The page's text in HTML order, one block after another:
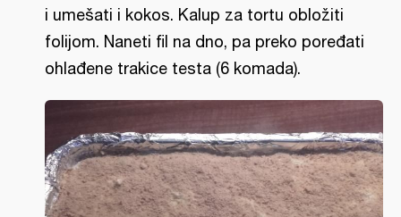
i umešati i kokos. Kalup za tortu obložiti
folijom. Naneti fil na dno, pa preko poređati
ohlađene trakice testa (6 komada).